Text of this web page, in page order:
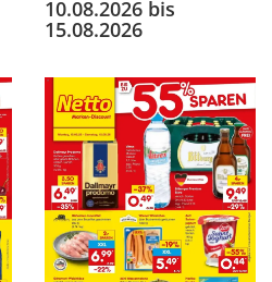
10.08.2026 bis
15.08.2026